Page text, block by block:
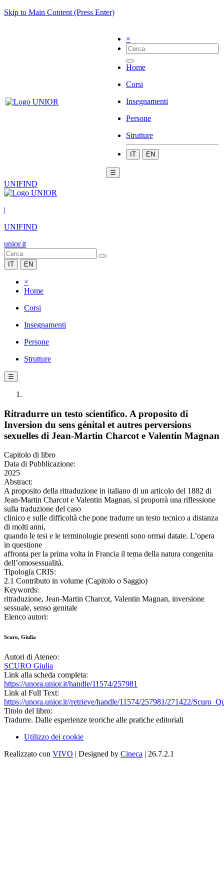
Skip to Main Content (Press Enter)
×
Home
Corsi
Insegnamenti
Persone
Strutture
IT EN
☰
UNIFIND
|
UNIFIND
unior.it
IT EN
×
Home
Corsi
Insegnamenti
Persone
Strutture
☰
Ritradurre un testo scientifico. A proposito di
Inversion du sens génital et autres perversions
sexuelles di Jean-Martin Charcot e Valentin Magnan
Capitolo di libro
Data di Pubblicazione:
2025
Abstract:
A proposito della ritraduzione in italiano di un articolo del 1882 di
Jean-Martin Charcot e Valentin Magnan, si proporrà una riflessione
sulla traduzione del caso
clinico e sulle difficoltà che pone tradurre un testo tecnico a distanza
di molti anni,
quando le tesi e le terminologie presenti sono ormai datate. L’opera
in questione
affronta per la prima volta in Francia il tema della natura congenita
dell’omosessualità.
Tipologia CRIS:
2.1 Contributo in volume (Capitolo o Saggio)
Keywords:
ritraduzione, Jean-Martin Charcot, Valentin Magnan, inversione
sessuale, senso genitale
Elenco autori:
Scuro, Giulia
Autori di Ateneo:
SCURO Giulia
Link alla scheda completa:
https://unora.unior.it/handle/11574/257981
Link al Full Text:
https://unora.unior.it//retrieve/handle/11574/257981/271422/
Titolo del libro:
Tradurre. Dalle esperienze teoriche alle pratiche editoriali
Utilizzo dei cookie
Realizzato con VIVO | Designed by Cineca | 26.7.2.1